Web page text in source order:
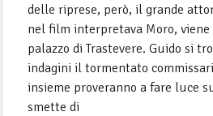
delle riprese, però, il grande
nel film interpretava Moro, viene
palazzo di Trastevere. Guido si
indagini il tormentato
insieme proveranno a fare luce
smette di